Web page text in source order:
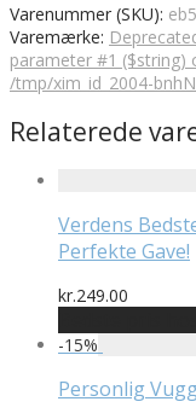
Varenummer (SKU):
Varemærke:
parameter #1 ($string)
/tmp/xim_id_2004-
Relaterede
Verdens
Perfekte Gave!
kr.249.00
-15%
Personlig